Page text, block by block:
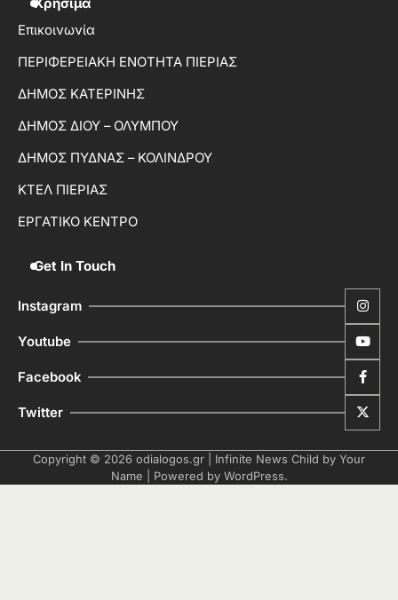
Επικοινωνία
ΠΕΡΙΦΕΡΕΙΑΚΗ ΕΝΟΤΗΤΑ ΠΙΕΡΙΑΣ
ΔΗΜΟΣ ΚΑΤΕΡΙΝΗΣ
ΔΗΜΟΣ ΔΙΟΥ – ΟΛΥΜΠΟΥ
ΔΗΜΟΣ ΠΥΔΝΑΣ – ΚΟΛΙΝΔΡΟΥ
ΚΤΕΛ ΠΙΕΡΙΑΣ
ΕΡΓΑΤΙΚΟ ΚΕΝΤΡΟ
Get In Touch
Instagram
Youtube
Facebook
Twitter
Copyright © 2026 odialogos.gr | Infinite News Child by Your
Name | Powered by WordPress.